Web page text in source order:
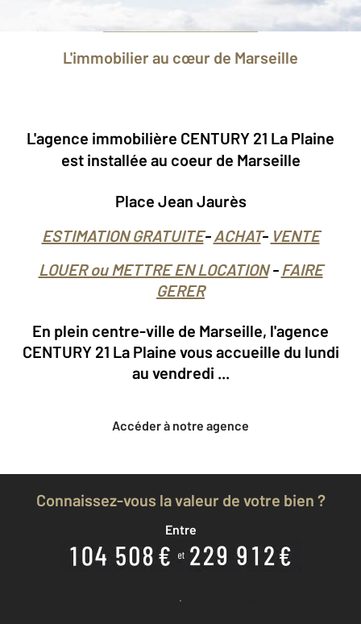
L'immobilier au cœur de Marseille
L'agence immobilière CENTURY 21 La Plaine
est installée au coeur de Marseille
Place Jean Jaurès
ESTIMATION GRATUITE-ACHAT- VENTE
LOUER ou METTRE EN LOCATION-FAIRE
GERER
En plein centre-ville de Marseille, l'agence
CENTURY 21 La Plaine vous accueille du lundi
au vendredi ...
Accéder à notre agence
Connaissez-vous la valeur de votre bien ?
Entre
Je découvre combien vaut mon bien